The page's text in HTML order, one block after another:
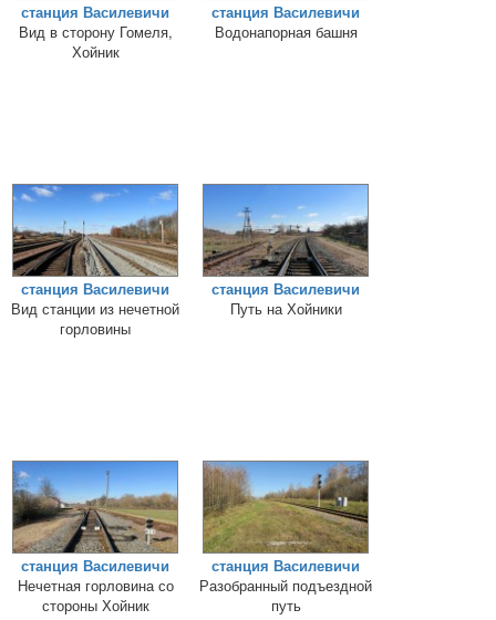
станция Василевичи
Вид в сторону Гомеля,
Хойник
станция Василевичи
Водонапорная башня
станция Василевичи
Вид станции из нечетной
горловины
станция Василевичи
Путь на Хойники
станция Василевичи
Нечетная горловина со
стороны Хойник
станция Василевичи
Разобранный подъездной
путь